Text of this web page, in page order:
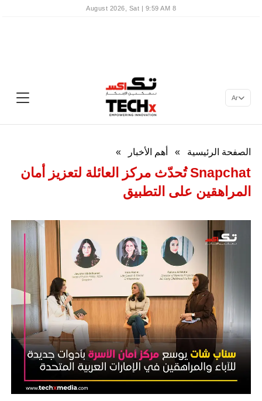
8 August 2026, Sat | 9:59 AM
Ar
الصفحة الرئيسية » أهم الأخبار »
Snapchat تُحدّث مركز العائلة لتعزيز أمان
المراهقين على التطبيق